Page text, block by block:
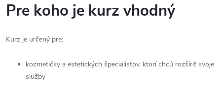
Pre koho je kurz vhodný
Kurz je určený pre:
kozmetičky a estetických špecialistov, ktorí chcú rozšíriť svoje
služby